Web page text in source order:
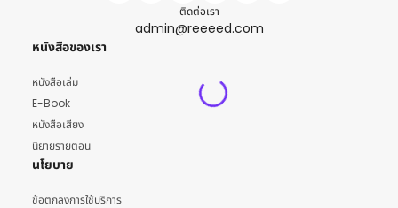
ติดต่อเรา
admin@reeeed.com
หนังสือของเรา
หนังสือเล่ม
E-Book
หนังสือเสียง
นิยายรายตอน
นโยบาย
ข้อตกลงการใช้บริการ